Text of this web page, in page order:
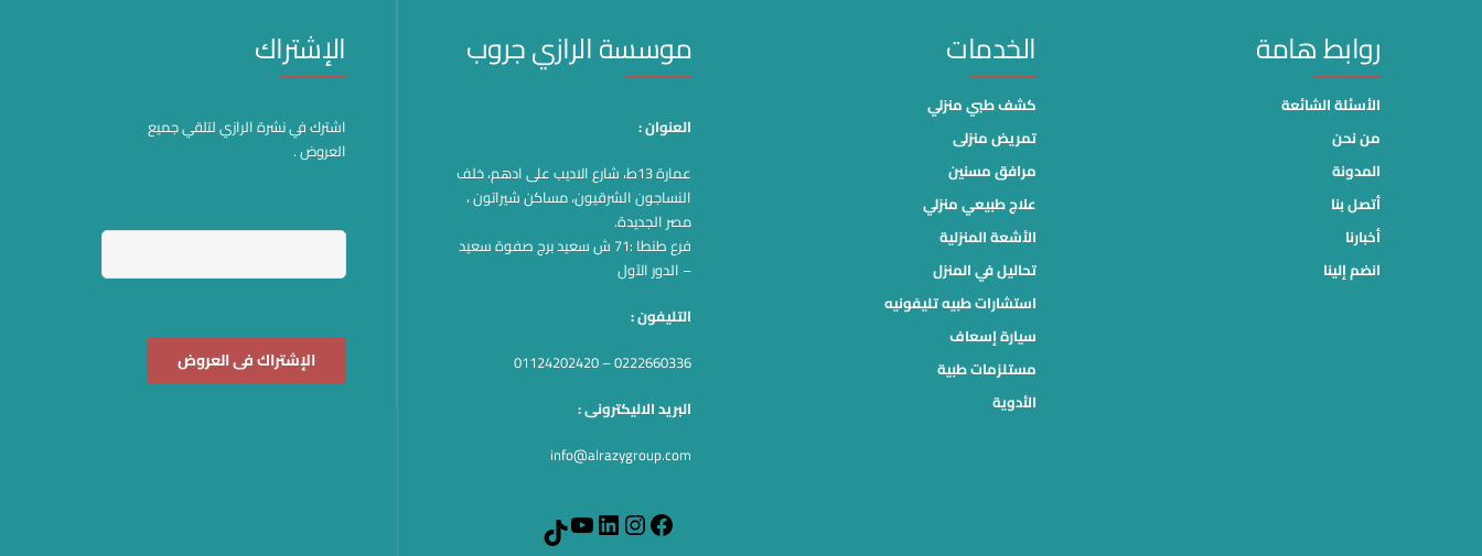
روابط هامة
الأسئلة الشائعة
من نحن
المدونة
أتصل بنا
أخبارنا
انضم إلينا
الخدمات
كشف طبي منزلي
تمريض منزلى
مرافق مسنين
علاج طبيعي منزلي
الأشعة المنزلية
تحاليل في المنزل
استشارات طبيه تليفونيه
سيارة إسعاف
مستلزمات طبية
الأدوية
موسسة الرازي جروب
العنوان :
عمارة 13ط، شارع الاديب على ادهم، خلف
النساجون الشرقيون، مساكن شيراتون ،
مصر الجديدة.
فرع طنطا :71 ش سعيد برج صفوة سعيد
– الدور الآول
التليفون :
0222660336 – 01124202420
البريد الاليكترونى :
info@alrazygroup.com
Facebook
Instagram
LinkedIn
YouTube
الإشتراك
اشترك في نشرة الرازي لتلقي جميع
العروض .